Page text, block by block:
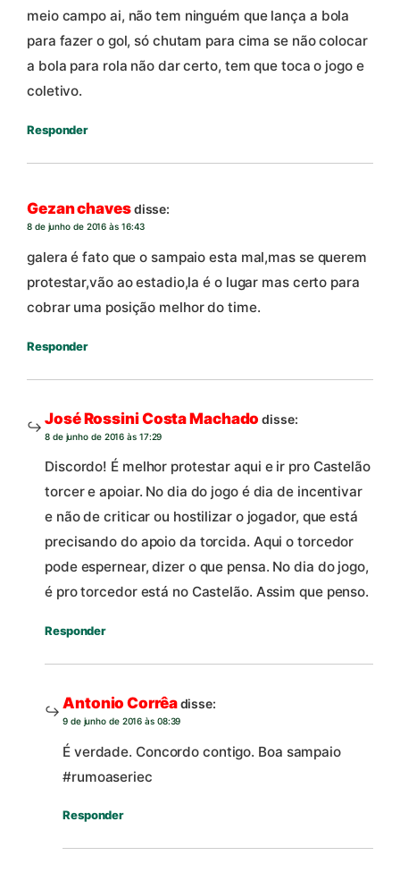
meio campo ai, não tem ninguém que lança a bola
para fazer o gol, só chutam para cima se não colocar
a bola para rola não dar certo, tem que toca o jogo e
coletivo.
Responder
Gezan chavesdisse:
8 de junho de 2016 às 16:43
galera é fato que o sampaio esta mal,mas se querem
protestar,vão ao estadio,la é o lugar mas certo para
cobrar uma posição melhor do time.
Responder
José Rossini Costa Machado disse:
8 de junho de 2016 às 17:29
Discordo! É melhor protestar aqui e ir pro Castelão
torcer e apoiar. No dia do jogo é dia de incentivar
e não de criticar ou hostilizar o jogador, que está
precisando do apoio da torcida. Aqui o torcedor
pode espernear, dizer o que pensa. No dia do jogo,
é pro torcedor está no Castelão. Assim que penso.
Responder
Antonio Corrêadisse:
9 de junho de 2016 às 08:39
É verdade. Concordo contigo. Boa sampaio
#rumoaseriec
Responder